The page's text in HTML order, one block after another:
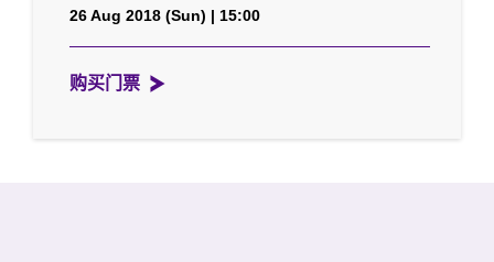
26 Aug 2018 (Sun) | 15:00
购买门票